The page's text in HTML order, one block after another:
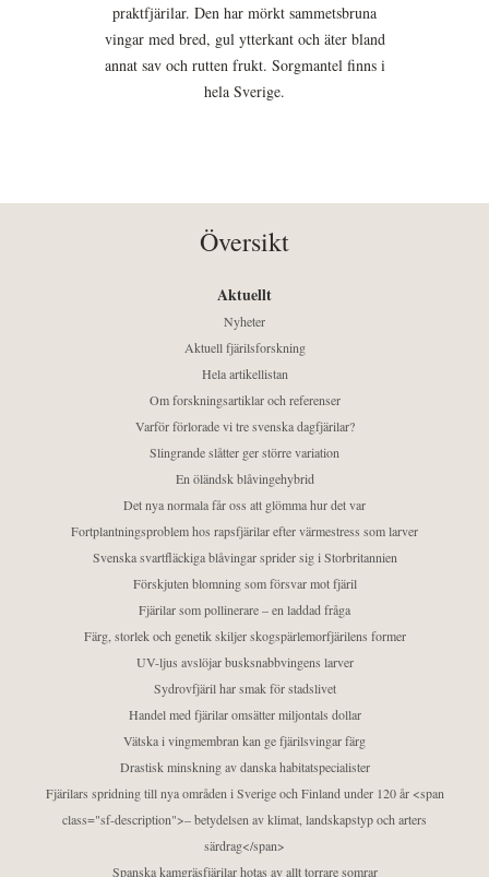
praktfjärilar. Den har mörkt sammetsbruna
vingar med bred, gul ytterkant och äter bland
annat sav och rutten frukt. Sorgmantel finns i
hela Sverige.
Översikt
Aktuellt
Nyheter
Aktuell fjärilsforskning
Hela artikellistan
Om forskningsartiklar och referenser
Varför förlorade vi tre svenska dagfjärilar?
Slingrande slåtter ger större variation
En öländsk blåvingehybrid
Det nya normala får oss att glömma hur det var
Fortplantningsproblem hos rapsfjärilar efter värmestress som larver
Svenska svartfläckiga blåvingar sprider sig i Storbritannien
Förskjuten blomning som försvar mot fjäril
Fjärilar som pollinerare – en laddad fråga
Färg, storlek och genetik skiljer skogspärlemorfjärilens former
UV-ljus avslöjar busksnabbvingens larver
Sydrovfjäril har smak för stadslivet
Handel med fjärilar omsätter miljontals dollar
Vätska i vingmembran kan ge fjärilsvingar färg
Drastisk minskning av danska habitatspecialister
Fjärilars spridning till nya områden i Sverige och Finland under 120 år <span
class="sf-description">– betydelsen av klimat, landskapstyp och arters
särdrag</span>
Spanska kamgräsfjärilar hotas av allt torrare somrar